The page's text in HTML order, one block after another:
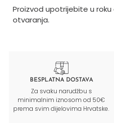
Proizvod upotrijebite u
otvaranja.
BESPLATNA DOSTAVA
Za svaku narudžbu s
minimalnim iznosom od 50€
prema svim dijelovima Hrvatske.